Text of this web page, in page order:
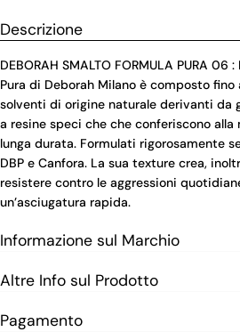
Descrizione
DEBORAH SMALTO FORMULA PURA
Pura di Deborah Milano è composto
solventi di origine naturale derivanti da
a resine speci che che conferiscono alla
lunga durata. Formulati rigorosamente
DBP e Canfora. La sua texture crea,
resistere contro le aggressioni
un’asciugatura rapida.
Informazione sul Marchio
Altre Info sul Prodotto
Pagamento